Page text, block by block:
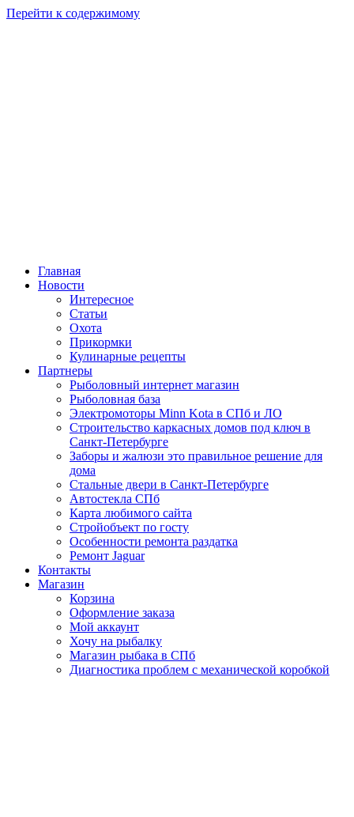
Перейти к содержимому
Главная
Новости
Интересное
Статьи
Охота
Прикормки
Кулинарные рецепты
Партнеры
Рыболовный интернет магазин
Рыболовная база
Электромоторы Minn Kota в СПб и ЛО
Строительство каркасных домов под ключ в
Санкт-Петербурге
Заборы и жалюзи это правильное решение для
дома
Стальные двери в Санкт-Петербурге
Автостекла СПб
Карта любимого сайта
Стройобъект по госту
Особенности ремонта раздатка
Ремонт Jaguar
Контакты
Магазин
Корзина
Оформление заказа
Мой аккаунт
Хочу на рыбалку
Магазин рыбака в СПб
Диагностика проблем с механической коробкой